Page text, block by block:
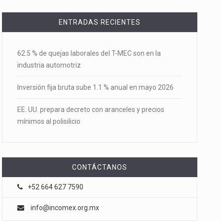
ENTRADAS RECIENTES
62.5 % de quejas laborales del T-MEC son en la
industria automotriz
Inversión fija bruta sube 1.1 % anual en mayo 2026
EE. UU. prepara decreto con aranceles y precios
mínimos al polisilicio
CONTÁCTANOS
+52 664 627 7590
info@incomex.org.mx